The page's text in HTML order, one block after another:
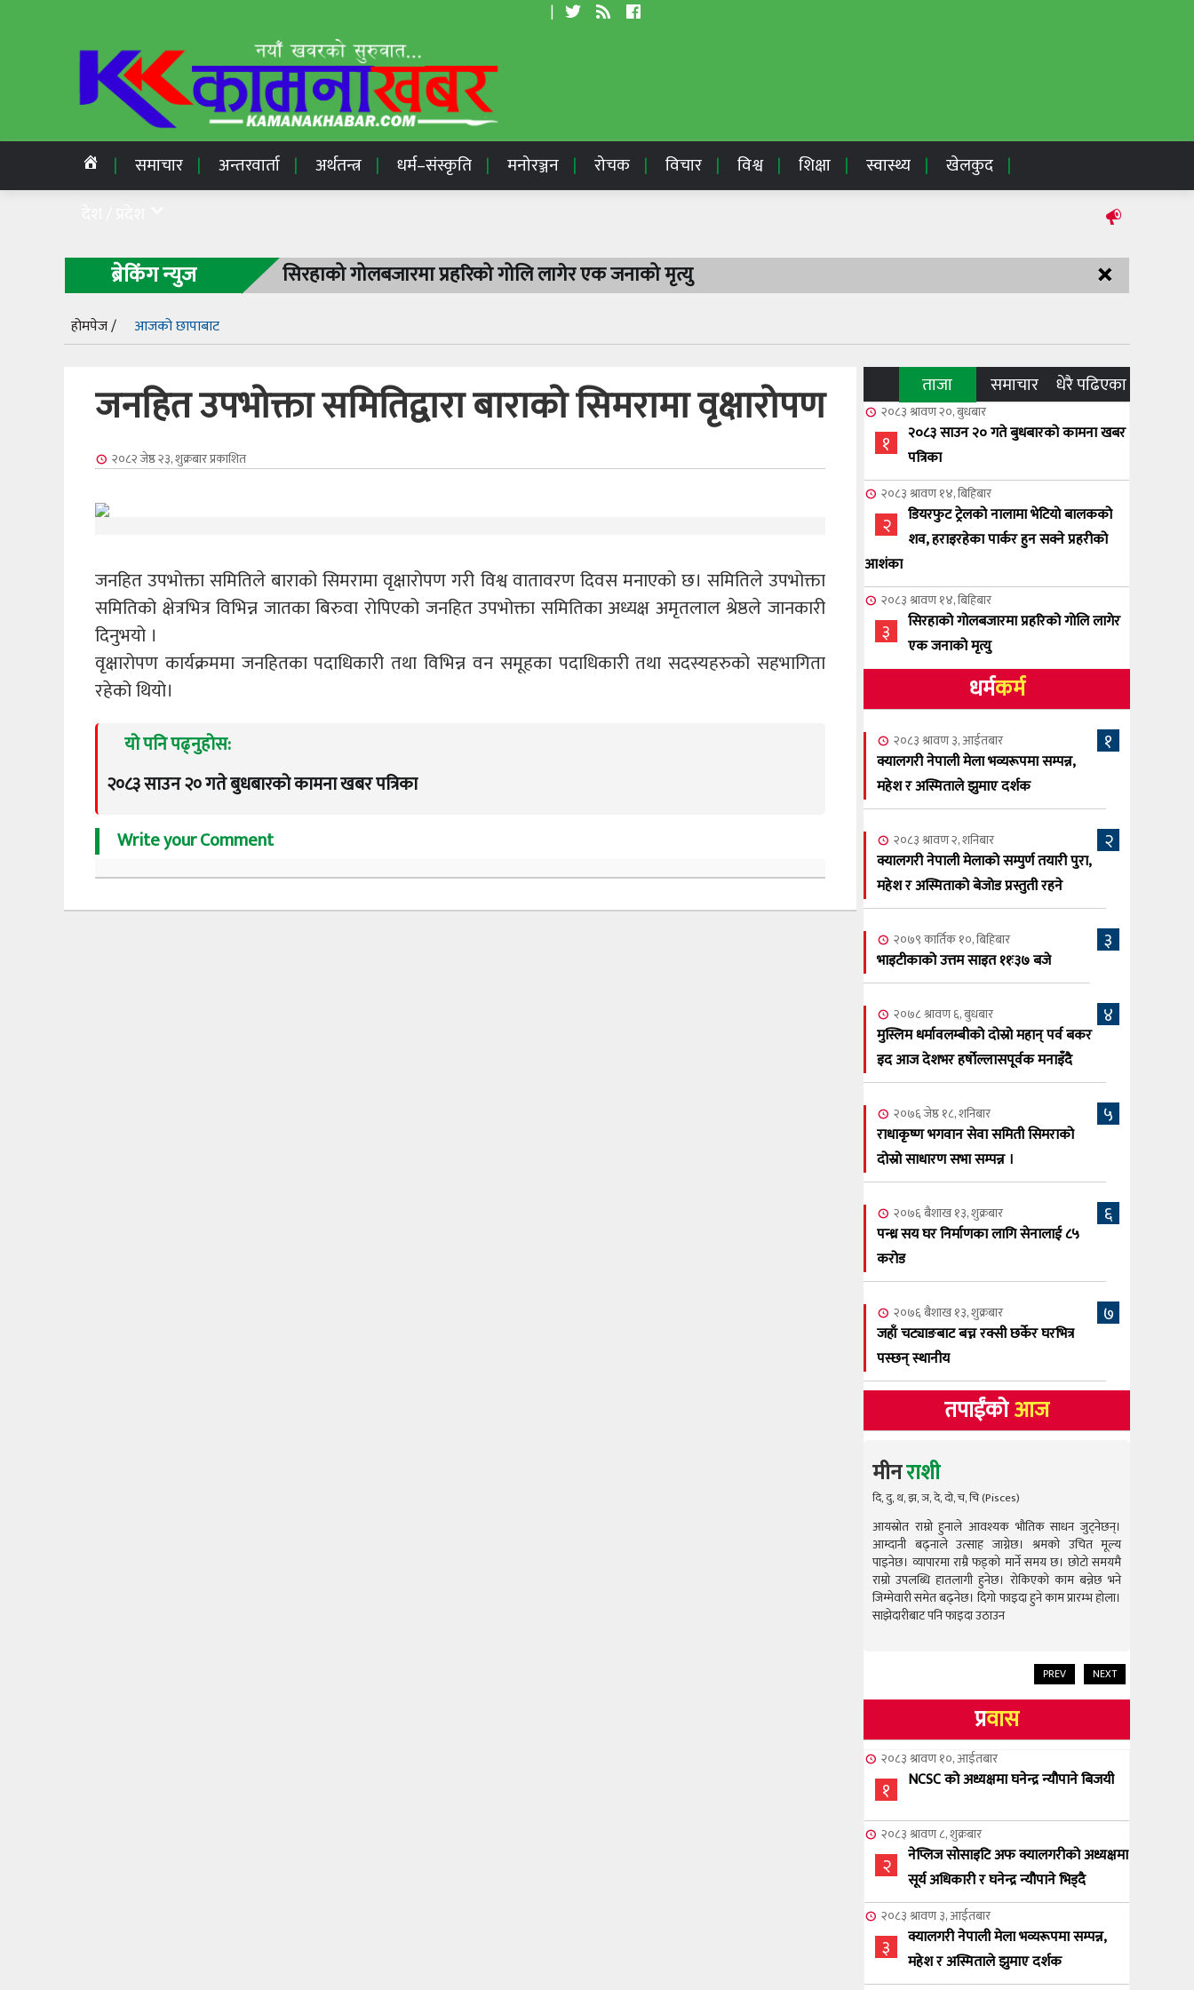
|
समाचार अन्तरवार्ता अर्थतन्त्र धर्म–संस्कृति मनोरञ्जन रोचक विचार विश्व शिक्षा स्वास्थ्य
खेलकुद
ब्रेकिंग न्युज सिरहाको गोलबजारमा प्रहरिको गोलि लागेर एक जनाको मृत्यु ×
होमपेज / आजको छापाबाट
जनहित उपभोक्ता समितिद्वारा बाराको सिमरामा वृक्षारोपण
२०८२ जेष्ठ २३, शुक्रबारप्रकाशित
जनहित उपभोक्ता समितिले बाराको सिमरामा वृक्षारोपण गरी विश्व वातावरण दिवस मनाएको छ। समितिले उपभोक्ता
समितिको क्षेत्रभित्र विभिन्न जातका बिरुवा रोपिएको जनहित उपभोक्ता समितिका अध्यक्ष अमृतलाल श्रेष्ठले जानकारी
दिनुभयो ।
वृक्षारोपण कार्यक्रममा जनहितका पदाधिकारी तथा विभिन्न वन समूहका पदाधिकारी तथा सदस्यहरुको सहभागिता
रहेको थियो।
यो पनि पढ्नुहोस:
२०८३ साउन २० गते बुधबारको कामना खबर पत्रिका
Write your Comment
ताजा समाचार धेरै पढिएका
२०८३ श्रावण २०, बुधबार
१
२०८३ साउन २० गते बुधबारको कामना खबर
पत्रिका
२०८३ श्रावण १४, बिहिबार
२
डियरफुट ट्रेलको नालामा भेटियो बालकको
शव, हराइरहेका पार्कर हुन सक्ने प्रहरीको
आशंका
२०८३ श्रावण १४, बिहिबार
३
सिरहाको गोलबजारमा प्रहरिको गोलि लागेर
एक जनाको मृत्यु
२०८३ श्रावण १०, आईतबार
४ NCSC को अध्यक्षमा घनेन्द्र न्यौपाने बिजयी
२०८३ श्रावण ८, शुक्रबार
५
नेप्लिज सोसाइटि अफ क्यालगरीको अध्यक्षमा
सूर्य अधिकारी र घनेन्द्र न्यौपाने भिड्दै
२०८३ श्रावण ६, बुधबार
६
२०८३ काउन ६ गते बुधबारको कामना खबर
पत्रिका
७
क्यालगरी नेपाली मेला भव्यरूपमा सम्पन्न,
महेश र अस्मिताले झुमाए दर्शक
८
क्यालगरी नेपाली मेलाको सम्पुर्ण तयारी पुरा,
महेश र अस्मिताको बेजोड प्रस्तुती रहने
धर्मकर्म
२०८३ श्रावण ३, आईतबार
क्यालगरी नेपाली मेला भव्यरूपमा सम्पन्न,
महेश र अस्मिताले झुमाए दर्शक
१
२०८३ श्रावण २, शनिबार
क्यालगरी नेपाली मेलाको सम्पुर्ण तयारी पुरा,
महेश र अस्मिताको बेजोड प्रस्तुती रहने
२
२०७९ कार्तिक १०, बिहिबार
भाइटीकाको उत्तम साइत ११ः३७ बजे
३
२०७८ श्रावण ६, बुधबार
मुस्लिम धर्मावलम्बीको दोस्रो महान् पर्व बकर
इद आज देशभर हर्षोल्लासपूर्वक मनाइँदै
४
२०७६ जेष्ठ १८, शनिबार
राधाकृष्ण भगवान सेवा समिती सिमराको
दोस्रो साधारण सभा सम्पन्न ।
५
२०७६ बैशाख १३, शुक्रबार
पन्ध्र सय घर निर्माणका लागि सेनालाई ८५
करोड
६
२०७६ बैशाख १३, शुक्रबार
जहाँ चट्याङबाट बच्न रक्सी छर्केर घरभित्र
पस्छन् स्थानीय
७
तपाईंकोआज
मीनराशी
दि, दु, थ, झ, ञ, दे, दो, च, चि (Pisces)
आयस्रोत राम्रो हुनाले आवश्यक भौतिक साधन जुट्नेछन्।
आम्दानी बढ्नाले उत्साह जाग्नेछ। श्रमको उचित मूल्य
पाइनेछ। व्यापारमा राम्रै फड्को मार्ने समय छ। छोटो समयमै
राम्रो उपलब्धि हातलागी हुनेछ। रोकिएको काम बन्नेछ भने
जिम्मेवारी समेत बढ्नेछ। दिगो फाइदा हुने काम प्रारम्भ होला।
साझेदारीबाट पनि फाइदा उठाउन
PREV NEXT
प्रवास
२०८३ श्रावण १०, आईतबार
१ NCSC को अध्यक्षमा घनेन्द्र न्यौपाने बिजयी
२०८३ श्रावण ८, शुक्रबार
२
नेप्लिज सोसाइटि अफ क्यालगरीको अध्यक्षमा
सूर्य अधिकारी र घनेन्द्र न्यौपाने भिड्दै
२०८३ श्रावण ३, आईतबार
३
क्यालगरी नेपाली मेला भव्यरूपमा सम्पन्न,
महेश र अस्मिताले झुमाए दर्शक